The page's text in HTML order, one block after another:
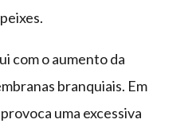
com o aumento da
branquiais. Em
provoca uma excessiva